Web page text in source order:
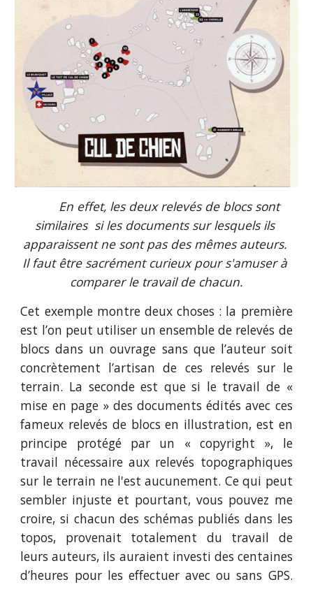
En effet, les deux relevés de blocs sont
similaires  si les documents sur lesquels ils
apparaissent ne sont pas des mêmes auteurs.
Il faut être sacrément curieux pour s'amuser à
comparer le travail de chacun.
Cet exemple montre deux choses : la première
est l’on peut utiliser un ensemble de relevés de
blocs dans un ouvrage sans que l’auteur soit
concrètement l’artisan de ces relevés sur le
terrain. La seconde est que si le travail de «
mise en page » des documents édités avec ces
fameux relevés de blocs en illustration, est en
principe protégé par un « copyright », le
travail nécessaire aux relevés topographiques
sur le terrain ne l'est aucunement. Ce qui peut
sembler injuste et pourtant, vous pouvez me
croire, si chacun des schémas publiés dans les
topos, provenait totalement du travail de
leurs auteurs, ils auraient investi des centaines
d’heures pour les effectuer avec ou sans GPS.